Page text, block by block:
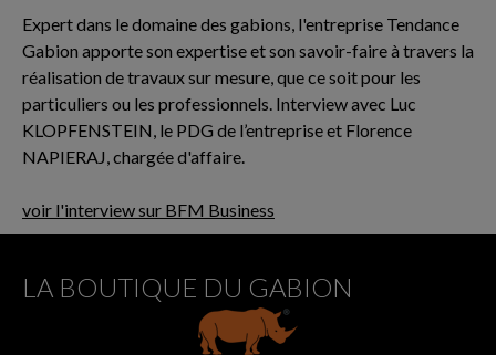
Expert dans le domaine des gabions, l'entreprise Tendance
Gabion apporte son expertise et son savoir-faire à travers la
réalisation de travaux sur mesure, que ce soit pour les
particuliers ou les professionnels. Interview avec Luc
KLOPFENSTEIN, le PDG de l’entreprise et Florence
NAPIERAJ, chargée d'affaire.
voir l'interview sur BFM Business
LA BOUTIQUE DU GABION